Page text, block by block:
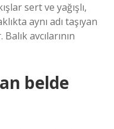
sert ve yağışlı,
aynı adı taşıyan
avcılarının
belde